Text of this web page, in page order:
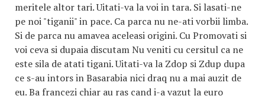
meritele altor tari. Uitati-va la voi in tara. Si lasati-ne
pe noi "tiganii" in pace. Ca parca nu ne-ati vorbii limba.
Si de parca nu amavea aceleasi origini. Cu Promovati si
voi ceva si dupaia discutam Nu veniti cu cersitul ca ne
este sila de atati tigani. Uitati-va la Zdop si Zdup dupa
ce s-au intors in Basarabia nici draq nu a mai auzit de
eu. Ba francezi chiar au ras cand i-a vazut la euro